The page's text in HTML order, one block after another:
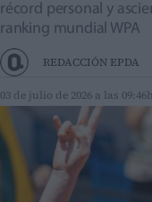
récord personal y
ranking mundial WPA
REDACCIÓN EPDA
03 de julio de 2026 a las 09:46h